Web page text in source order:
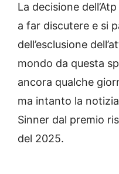
La decisione
a far discutere e si
dell’esclusione
mondo da questa
ancora qualche
ma intanto la
Sinner dal premio
del 2025.